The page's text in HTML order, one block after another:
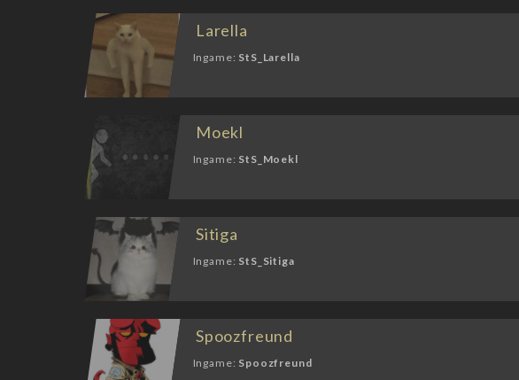
Larella
Ingame: StS_Larella
Moekl
Ingame: StS_Moekl
Sitiga
Ingame: StS_Sitiga
Spoozfreund
Ingame: Spoozfreund